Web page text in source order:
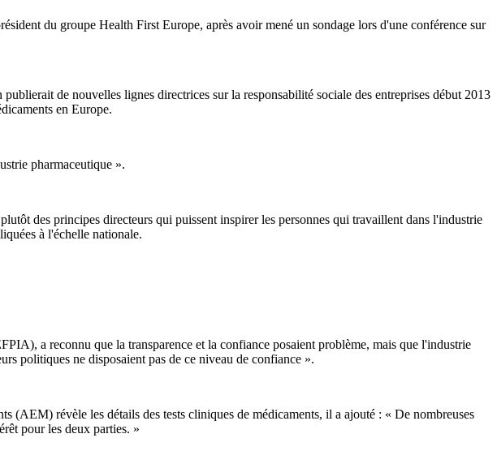
du groupe Health First Europe, après avoir mené un sondage lors d'une conférence sur
de nouvelles lignes directrices sur la responsabilité sociale des entreprises début 2013
en Europe.
pharmaceutique ».
des principes directeurs qui puissent inspirer les personnes qui travaillent dans l'industrie
à l'échelle nationale.
a reconnu que la transparence et la confiance posaient problème, mais que l'industrie
politiques ne disposaient pas de ce niveau de confiance ».
(AEM) révèle les détails des tests cliniques de médicaments, il a ajouté : « De nombreuses
pour les deux parties. »